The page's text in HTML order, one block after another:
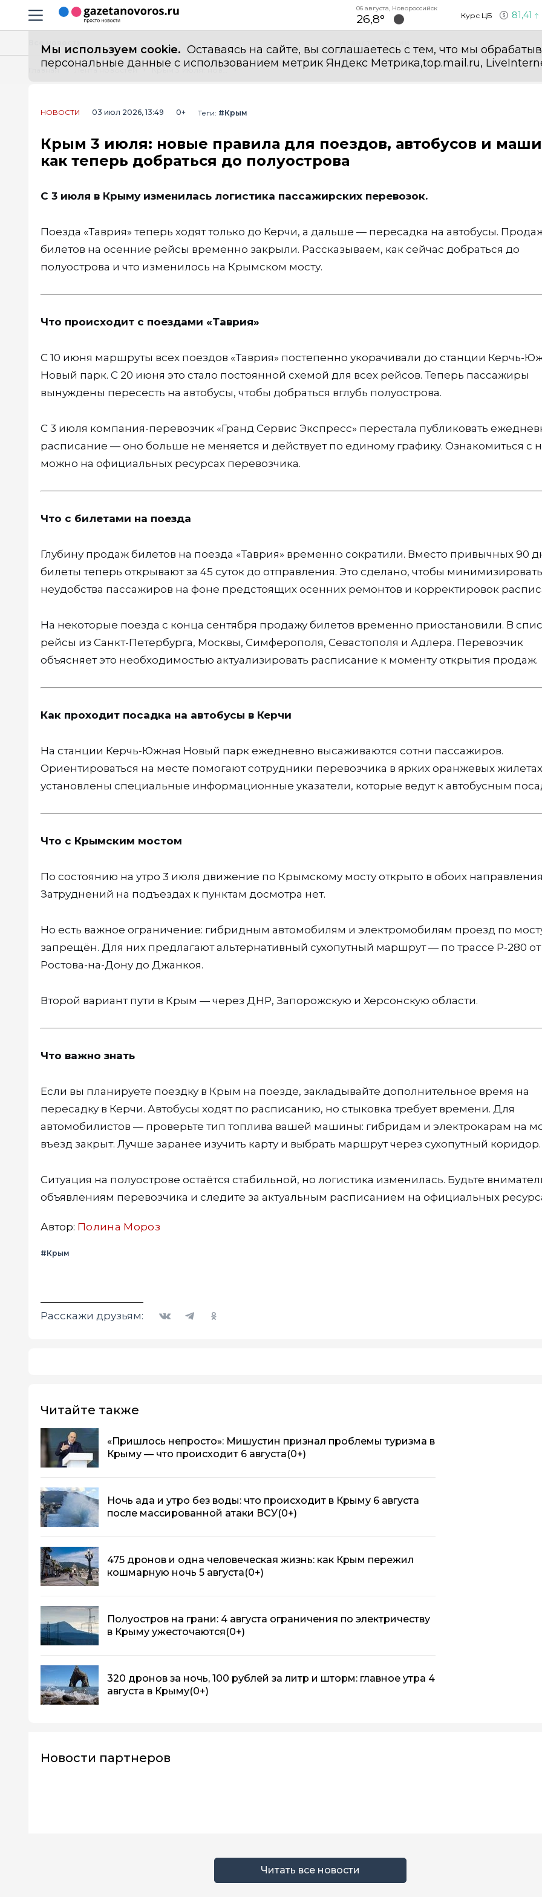
Навигация сайта
06 августа, Новороссийск
26,8° Курс ЦБ 81,41
Мы используем cookie. Оставаясь на сайте, вы соглашаетесь с тем, что мы
персональные данные с использованием метрик Яндекс Метрика,top.mail.ru,
Главная Лента новостей Крым 3 июля: новые правила для поездов, автобусов и машин — как теперь добраться до полуострова
НОВОСТИ 03 июл 2026, 13:49 0+ Теги: #Крым
Крым 3 июля: новые правила для поездов, автобусов и
как теперь добраться до полуострова
С 3 июля в Крыму изменилась логистика пассажирских перевозок.
Поезда «Таврия» теперь ходят только до Керчи, а дальше — пересадка на автобусы.
билетов на осенние рейсы временно закрыли. Рассказываем, как сейчас добраться до
полуострова и что изменилось на Крымском мосту.
Что происходит с поездами «Таврия»
С 10 июня маршруты всех поездов «Таврия» постепенно укорачивали до станции Керчь-
Новый парк. С 20 июня это стало постоянной схемой для всех рейсов. Теперь пассажиры
вынуждены пересесть на автобусы, чтобы добраться вглубь полуострова.
С 3 июля компания-перевозчик «Гранд Сервис Экспресс» перестала публиковать
расписание — оно больше не меняется и действует по единому графику. Ознакомиться с
можно на официальных ресурсах перевозчика.
Что с билетами на поезда
Глубину продаж билетов на поезда «Таврия» временно сократили. Вместо привычных 90
билеты теперь открывают за 45 суток до отправления. Это сделано, чтобы минимизировать
неудобства пассажиров на фоне предстоящих осенних ремонтов и корректировок
На некоторые поезда с конца сентября продажу билетов временно приостановили. В
рейсы из Санкт-Петербурга, Москвы, Симферополя, Севастополя и Адлера. Перевозчик
объясняет это необходимостью актуализировать расписание к моменту открытия продаж.
Как проходит посадка на автобусы в Керчи
На станции Керчь-Южная Новый парк ежедневно высаживаются сотни пассажиров.
Ориентироваться на месте помогают сотрудники перевозчика в ярких оранжевых
установлены специальные информационные указатели, которые ведут к автобусным
Что с Крымским мостом
По состоянию на утро 3 июля движение по Крымскому мосту открыто в обоих
Затруднений на подъездах к пунктам досмотра нет.
Но есть важное ограничение: гибридным автомобилям и электромобилям проезд по
запрещён. Для них предлагают альтернативный сухопутный маршрут — по трассе Р-280 от
Ростова-на-Дону до Джанкоя.
Второй вариант пути в Крым — через ДНР, Запорожскую и Херсонскую области.
Что важно знать
Если вы планируете поездку в Крым на поезде, закладывайте дополнительное время на
пересадку в Керчи. Автобусы ходят по расписанию, но стыковка требует времени. Для
автомобилистов — проверьте тип топлива вашей машины: гибридам и электрокарам на
въезд закрыт. Лучше заранее изучить карту и выбрать маршрут через сухопутный коридор.
Ситуация на полуострове остаётся стабильной, но логистика изменилась. Будьте
объявлениям перевозчика и следите за актуальным расписанием на официальных
Автор: Полина Мороз
#Крым
Расскажи друзьям:
Читайте также
«Пришлось непросто»: Мишустин признал проблемы туризма в
Крыму — что происходит 6 августа(0+)
Ночь ада и утро без воды: что происходит в Крыму 6 августа
после массированной атаки ВСУ(0+)
475 дронов и одна человеческая жизнь: как Крым пережил
кошмарную ночь 5 августа(0+)
Полуостров на грани: 4 августа ограничения по электричеству
в Крыму ужесточаются(0+)
320 дронов за ночь, 100 рублей за литр и шторм: главное утра 4
августа в Крыму(0+)
Новости партнеров
Читать все новости